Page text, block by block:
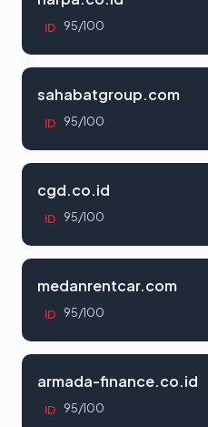
ID 95/100
sahabatgroup.com
ID 95/100
cgd.co.id
ID 95/100
medanrentcar.com
ID 95/100
armada-finance.co.id
ID 95/100